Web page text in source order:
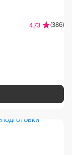
4.73 (386)